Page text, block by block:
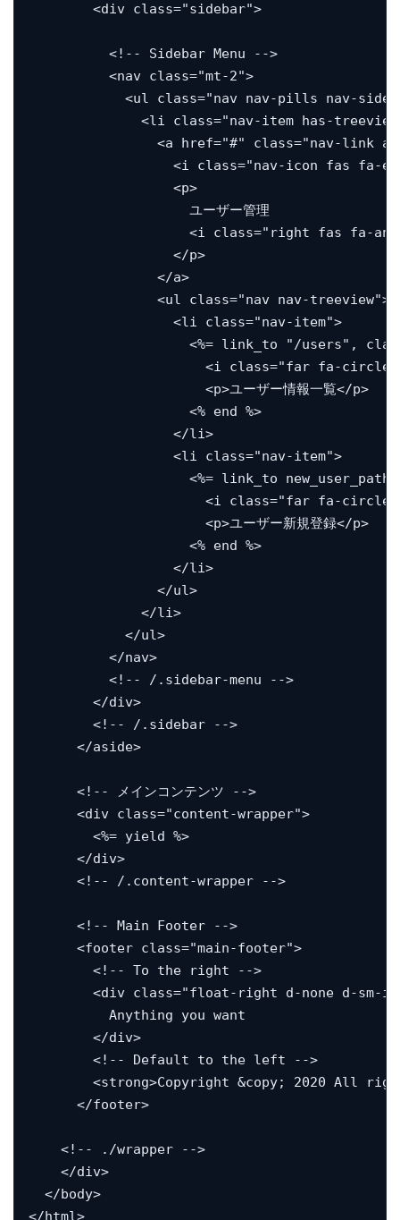
        <div class="sidebar">
          <!-- Sidebar Menu -->
          <nav class="mt-2">
<ul class="nav nav-pills nav-
<li class="nav-item has-
<a href="#" class="nav-link
<i class="nav-icon fas fa-
                  <p>
                    ユーザー管理
<i class="right fas fa-
                  </p>
                </a>
                <ul class="nav nav-treeview">
                  <li class="nav-item">
<%= link_to "/users",
<i class="far fa-circle
                      <p>ユーザー情報一覧</p>
                    <% end %>
                  </li>
                  <li class="nav-item">
<%= link_to
<i class="far fa-circle
                      <p>ユーザー新規登録</p>
                    <% end %>
                  </li>
                </ul>
              </li>
            </ul>
          </nav>
          <!-- /.sidebar-menu -->
        </div>
        <!-- /.sidebar -->
      </aside>
      <!-- メインコンテンツ -->
      <div class="content-wrapper">
        <%= yield %>
      </div>
      <!-- /.content-wrapper -->
      <!-- Main Footer -->
      <footer class="main-footer">
        <!-- To the right -->
<div class="float-right d-none d-sm-
          Anything you want
        </div>
        <!-- Default to the left -->
<strong>Copyright &copy; 2020 All
      </footer>
    <!-- ./wrapper -->
    </div>
  </body>